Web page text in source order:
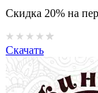
Скидка 20% на
Скачать